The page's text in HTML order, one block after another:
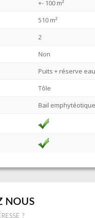
+- 100 m²
510 m²
2
Non
Puits + réserve eau
Tôle
Bail emphytéotique
NOUS
?